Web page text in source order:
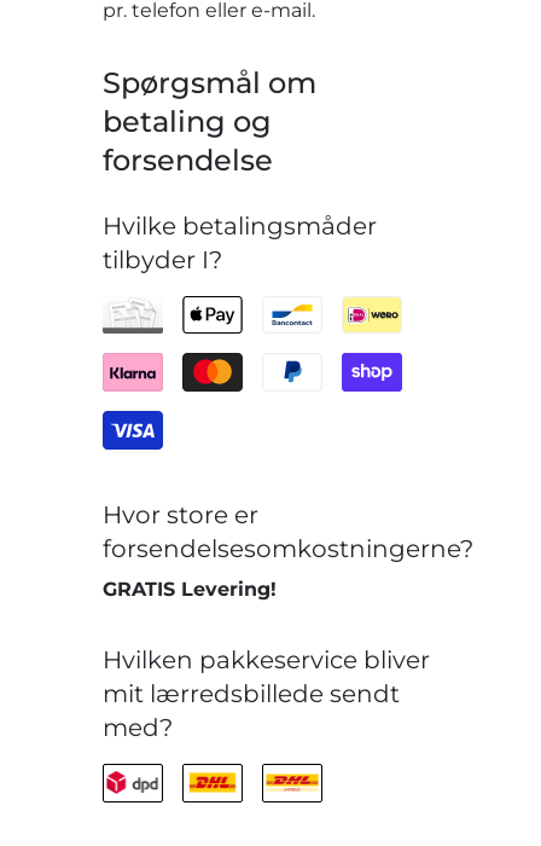
pr. telefon eller e-mail.
Spørgsmål om
betaling og
forsendelse
Hvilke betalingsmåder
tilbyder I?
Hvor store er
forsendelsesomkostningerne?
GRATIS Levering!
Hvilken pakkeservice bliver
mit lærredsbillede sendt
med?